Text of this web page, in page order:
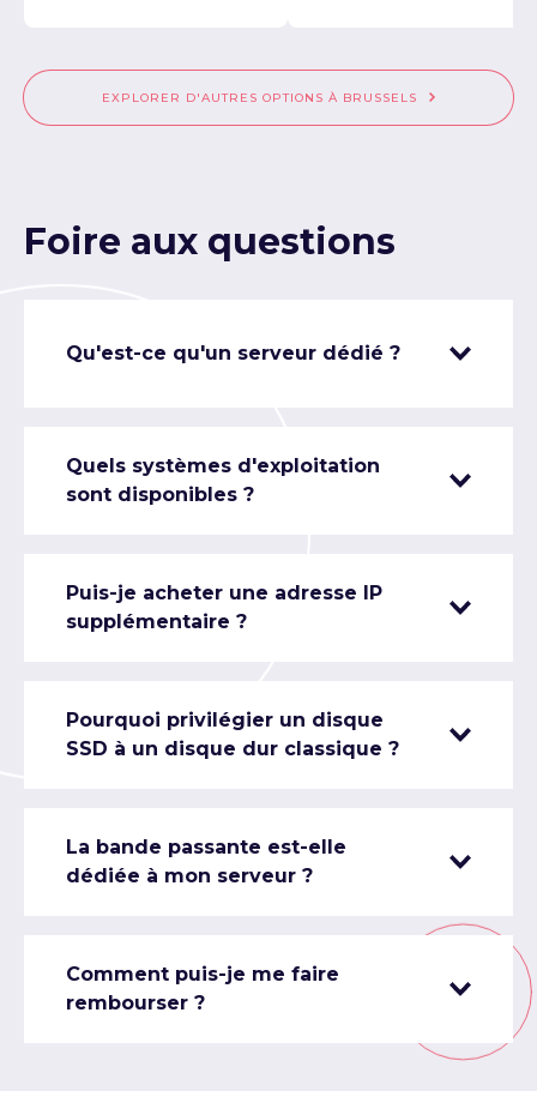
EXPLORER D'AUTRES OPTIONS À BRUSSELS
Foire aux questions
Qu'est-ce qu'un serveur dédié ?
Quels systèmes d'exploitation
sont disponibles ?
Puis-je acheter une adresse IP
supplémentaire ?
Pourquoi privilégier un disque
SSD à un disque dur classique ?
La bande passante est-elle
dédiée à mon serveur ?
Comment puis-je me faire
rembourser ?